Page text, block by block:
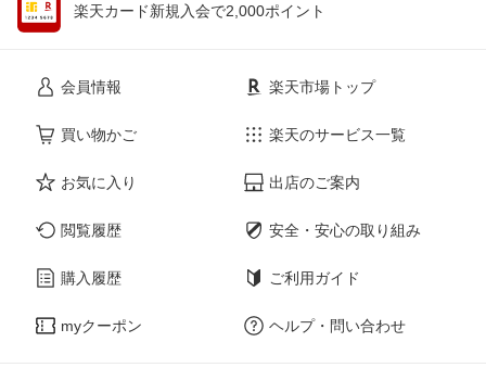
楽天カード新規入会で2,000ポイント
会員情報
買い物かご
お気に入り
閲覧履歴
購入履歴
myクーポン
楽天市場トップ
楽天のサービス一覧
出店のご案内
安全・安心の取り組み
ご利用ガイド
ヘルプ・問い合わせ